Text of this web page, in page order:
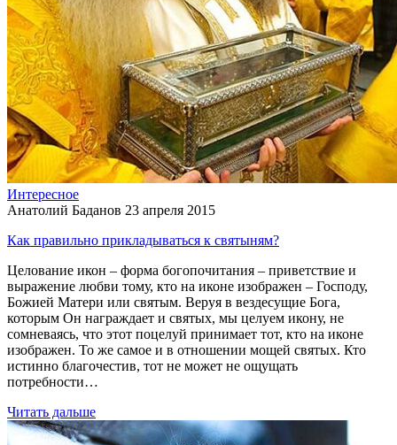
Интересное
Анатолий Баданов 23 апреля 2015
Как правильно прикладываться к святыням?
Целование икон – форма богопочитания – приветствие и
выражение любви тому, кто на иконе изображен – Господу,
Божией Матери или святым. Веруя в вездесущие Бога,
которым Он награждает и святых, мы целуем икону, не
сомневаясь, что этот поцелуй принимает тот, кто на иконе
изображен. То же самое и в отношении мощей святых. Кто
истинно благочестив, тот не может не ощущать
потребности…
Читать дальше